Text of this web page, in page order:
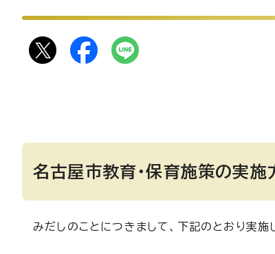
名古屋市教育・保育施策の実施
みだしのことにつきまして、下記のとおり実施